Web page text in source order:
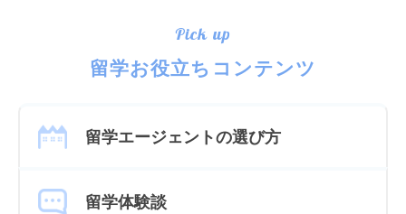
Pick up
留学お役立ちコンテンツ
留学エージェントの選び方
留学体験談